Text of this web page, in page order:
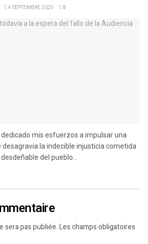
4 SEPTEMBRE 2025 0
dedicado mis esfuerzos a impulsar una
la indecible injusticia cometida
del pueblo...
sera pas publiée.Les champs obligatoires